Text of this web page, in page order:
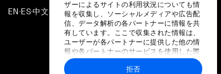
ザーによるサイトの利用状況についても情
報を収集し、ソーシャルメディアや広告配
信、データ解析の各パートナーに情報を共
有しています。ここで収集された情報は、
ユーザーが各パートナーに提供した他の情
報や各パートナーのサービスを使用した際
に収集された情報と組み合わされ、各パー
トナーによって使用されることがありま
拒否
EN ▪ES▪中文▪ 日本語